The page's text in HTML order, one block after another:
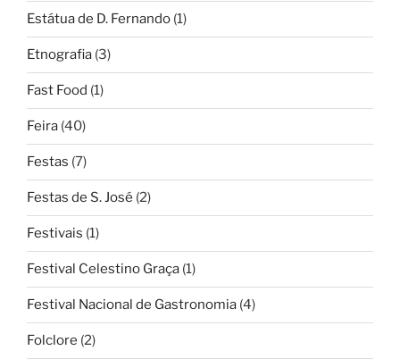
Estátua de D. Fernando (1)
Etnografia (3)
Fast Food (1)
Feira (40)
Festas (7)
Festas de S. José (2)
Festivais (1)
Festival Celestino Graça (1)
Festival Nacional de Gastronomia (4)
Folclore (2)